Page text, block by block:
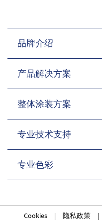
品牌介绍
产品解决方案
整体涂装方案
专业技术支持
专业色彩
Cookies| 隐私政策|